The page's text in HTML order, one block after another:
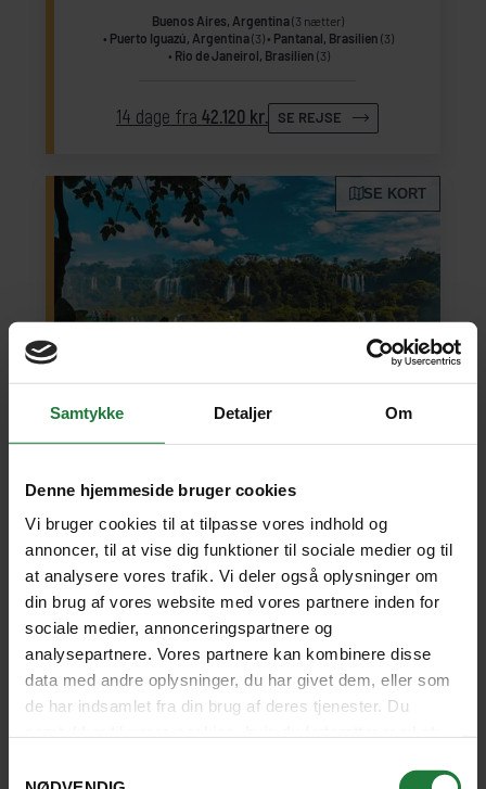
Samtykke Detaljer Om
Denne hjemmeside bruger cookies
Vi bruger cookies til at tilpasse vores indhold og
annoncer, til at vise dig funktioner til sociale medier og til
at analysere vores trafik. Vi deler også oplysninger om
din brug af vores website med vores partnere inden for
sociale medier, annonceringspartnere og
analysepartnere. Vores partnere kan kombinere disse
data med andre oplysninger, du har givet dem, eller som
de har indsamlet fra din brug af deres tjenester. Du
Buenos Aires, Argentina(3 nætter)
Puerto Iguazú, Argentina(3) Pantanal, Brasilien (3)
Rio de Janeirol, Brasilien (3)
14 dage fra 42.120 kr. SE REJSE
SE KORT
Argentina og Brasilien - storby og vild
natur
INDIVIDUEL REJSE
To skønne storbyer og et vidunderligt vandfald. Tango
i Buenos Aires og samba i Rio de Janeiro - det bedste
af Sydamerika.
Buenos Aires, Argentina
(3 nætter)
Puerto Iguazú, Argentina
(3) Rio de Janeiro(3)
12 dage fra